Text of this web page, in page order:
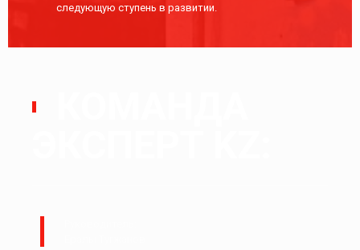
следующую ступень в развитии.